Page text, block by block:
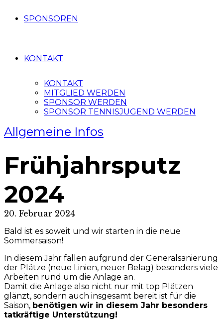
SPONSOREN
KONTAKT
KONTAKT
MITGLIED WERDEN
SPONSOR WERDEN
SPONSOR TENNISJUGEND WERDEN
Allgemeine Infos
Frühjahrsputz
2024
20. Februar 2024
Bald ist es soweit und wir starten in die neue
Sommersaison!
In diesem Jahr fallen aufgrund der Generalsanierung
der Plätze (neue Linien, neuer Belag) besonders viele
Arbeiten rund um die Anlage an.
Damit die Anlage also nicht nur mit top Plätzen
glänzt, sondern auch insgesamt bereit ist für die
Saison, benötigen wir in diesem Jahr besonders
tatkräftige Unterstützung!